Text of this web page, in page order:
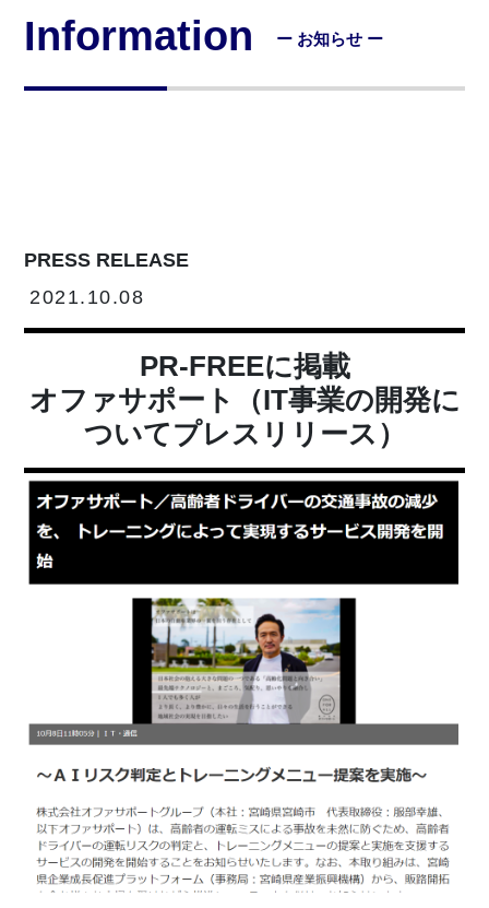
Information ー お知らせ ー
PRESS RELEASE
2021.10.08
PR-FREEに掲載
オファサポート（IT事業の開発に
ついてプレスリリース）